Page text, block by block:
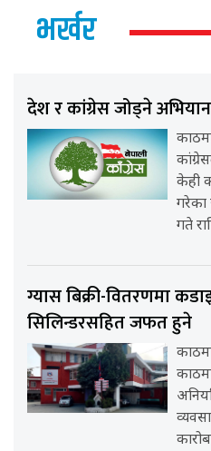
भर्खर
देश र कांग्रेस जोड्ने
केही
गते
ग्यास बिक्री-वितरणमा
सिलिन्डरसहित जफत हुने